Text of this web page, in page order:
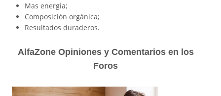
Mas energia;
Composición orgánica;
Resultados duraderos.
AlfaZone Opiniones y Comentarios en los
Foros